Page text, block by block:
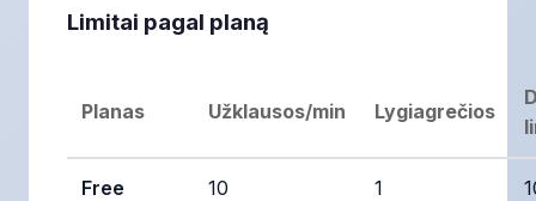
Limitai pagal planą
Planas Užklausos/min Lygiagrečios
Free 10 1